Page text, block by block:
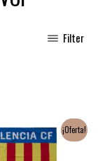
Filter
¡Oferta!
El
precio